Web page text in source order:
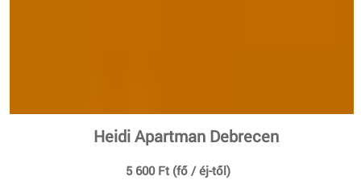
Heidi Apartman Debrecen
5 600 Ft (fő / éj-től)